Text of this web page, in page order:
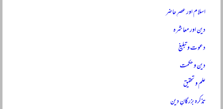
اسلام اور عصرِ حاضر
دین اور معاشرہ
دعوت و تبلیغ
دین و حکمت
علم و تحقیق
تذکرہ بزرگانِ دین